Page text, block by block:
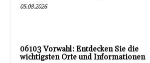
05.08.2026
06103 Vorwahl: Entdecken Sie die
wichtigsten Orte und Informationen